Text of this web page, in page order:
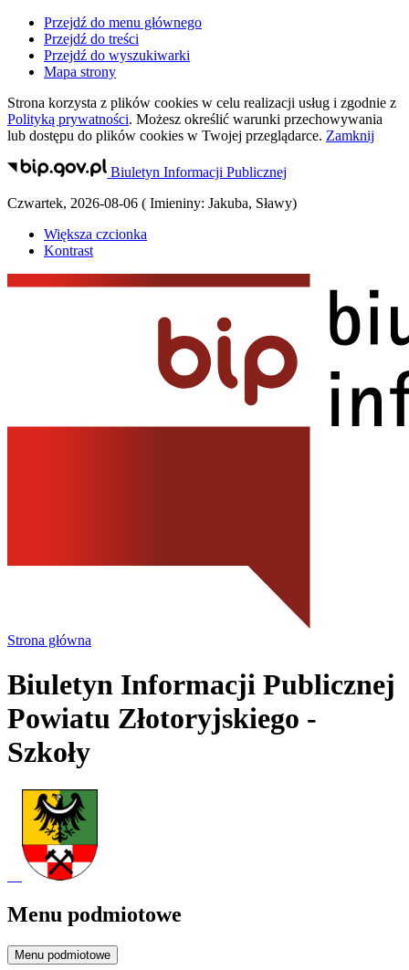
Przejdź do menu głównego
Przejdź do treści
Przejdź do wyszukiwarki
Mapa strony
Strona korzysta z plików cookies w celu realizacji usług i zgodnie z
Polityką prywatności. Możesz określić warunki przechowywania
lub dostępu do plików cookies w Twojej przeglądarce. Zamknij
Biuletyn Informacji Publicznej
Czwartek, 2026-08-06 ( Imieniny: Jakuba, Sławy)
Większa czcionka
Kontrast
Strona główna
Biuletyn Informacji Publicznej
Powiatu Złotoryjskiego -
Szkoły
Menu podmiotowe
Menu podmiotowe